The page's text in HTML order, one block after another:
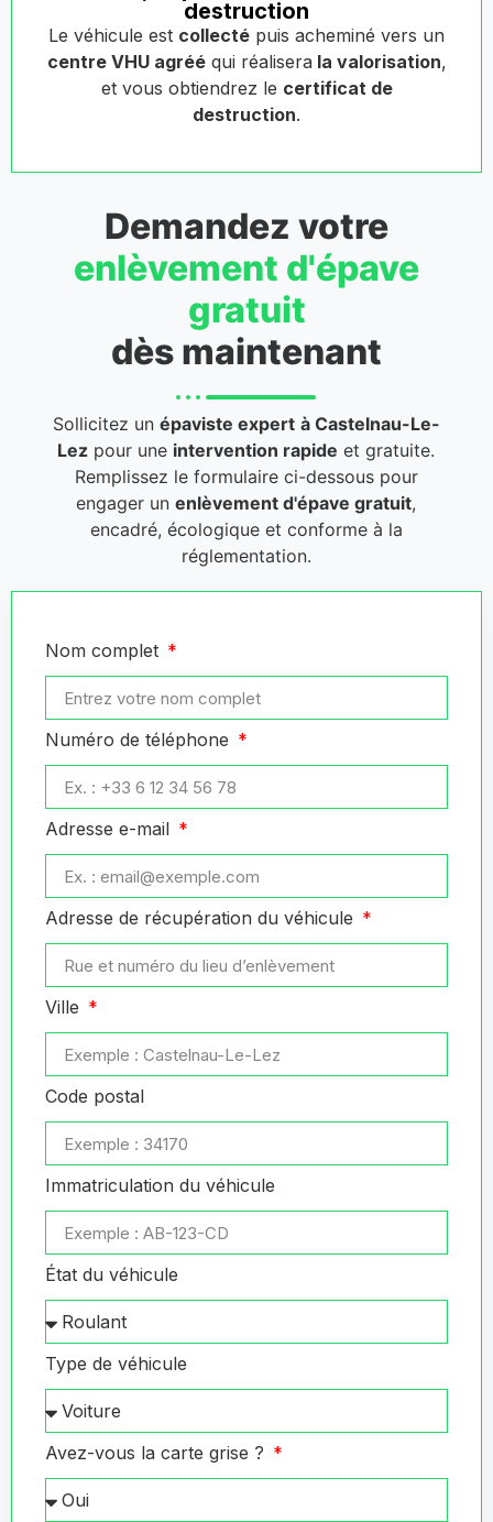
destruction
Le véhicule est collecté puis acheminé vers un
centre VHU agrééqui réalisera la valorisation,
et vous obtiendrez le certificat de
destruction.
Demandez votre
enlèvement d'épave
gratuit
dès maintenant
Sollicitez un épaviste expert à Castelnau-Le-
Lez pour une intervention rapide et gratuite.
Remplissez le formulaire ci-dessous pour
engager unenlèvement d'épave gratuit,
encadré, écologique et conforme à la
réglementation.
Nom complet
Numéro de téléphone
Adresse e-mail
Adresse de récupération du véhicule
Ville
Code postal
Immatriculation du véhicule
État du véhicule
Type de véhicule
Avez-vous la carte grise ?